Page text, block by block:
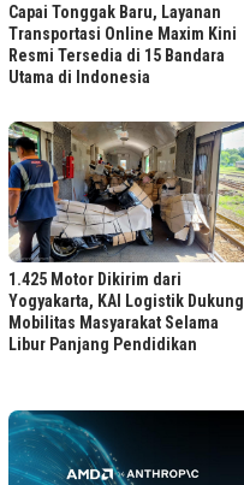
Capai Tonggak Baru, Layanan
Transportasi Online Maxim Kini
Resmi Tersedia di 15 Bandara
Utama di Indonesia
1.425 Motor Dikirim dari
Yogyakarta, KAI Logistik Dukung
Mobilitas Masyarakat Selama
Libur Panjang Pendidikan